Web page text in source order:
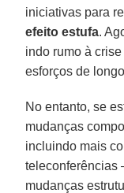
iniciativas para
efeito estufa.
indo rumo à
esforços de
No entanto, se
mudanças
incluindo mais
teleconferências
mudanças